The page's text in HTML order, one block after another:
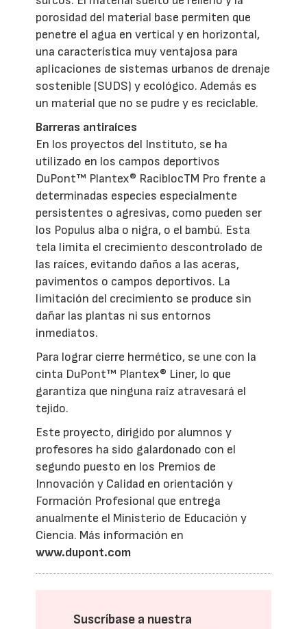
porosidad del material base permiten que
penetre el agua en vertical y en horizontal,
una característica muy ventajosa para
aplicaciones de sistemas urbanos de drenaje
sostenible (SUDS) y ecológico. Además es
un material que no se pudre y es reciclable.
Barreras antiraíces
En los proyectos del Instituto, se ha
utilizado en los campos deportivos
DuPont™ Plantex® RaciblocTM Pro frente a
determinadas especies especialmente
persistentes o agresivas, como pueden ser
los Populus alba o nigra, o el bambú. Esta
tela limita el crecimiento descontrolado de
las raíces, evitando daños a las aceras,
pavimentos o campos deportivos. La
limitación del crecimiento se produce sin
dañar las plantas ni sus entornos
inmediatos.
Para lograr cierre hermético, se une con la
cinta DuPont™ Plantex® Liner, lo que
garantiza que ninguna raíz atravesará el
tejido.
Este proyecto, dirigido por alumnos y
profesores ha sido galardonado con el
segundo puesto en los Premios de
Innovación y Calidad en orientación y
Formación Profesional que entrega
anualmente el Ministerio de Educación y
Ciencia. Más información en
www.dupont.com
Suscríbase a nuestra